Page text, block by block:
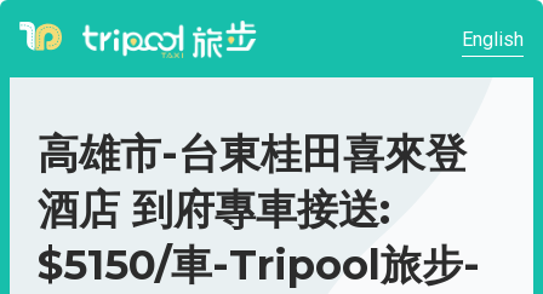
English
高雄市-台東桂田喜來登
酒店 到府專車接送:
$5150/車-Tripool旅步-